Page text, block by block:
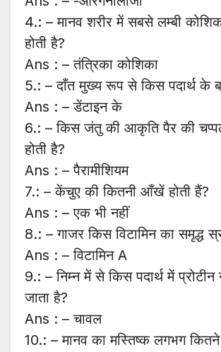
4.: – मानव शरीर में सबसे लम्बी
होती है?
Ans : – तंत्रिका कोशिका
5.: – दाँत मुख्य रूप से किस पदार्थ के
Ans : – डेंटाइन के
6.: – किस जंतु की आकृति पैर की
होती है?
Ans : – पैरामीशियम
7.: – केंचुए की कितनी आँखें होती हैं?
Ans : – एक भी नहीं
8.: – गाजर किस विटामिन का समृद्ध
Ans : – विटामिन A
9.: – निम्न में से किस पदार्थ में प्रोटीन
जाता है?
Ans : – चावल
10.: – मानव का मस्तिष्क लगभग कितने